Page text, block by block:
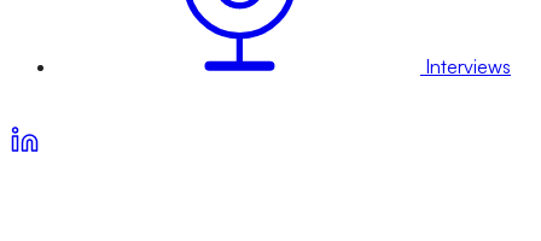
Interviews